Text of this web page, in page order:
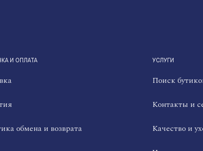
И ОПЛАТА
обмена и возврата
УСЛУГИ
Поиск
Контакты и
Качество и